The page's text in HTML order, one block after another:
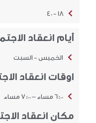
18 - 40
أيام انعقاد
الخميس - السبت
اوقات انعقاد
6:00 مساء – 7:00 مساء
مكان انعقاد